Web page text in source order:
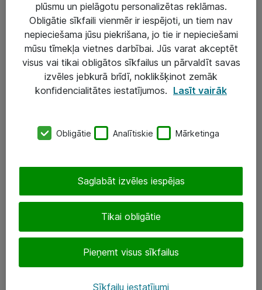
Risinājumi & Pakalpojumi
IT serviss un atbalsts
Darba vietu IT risinājumi
+(371) 67 81 90 50
eShop@atea.lv
plūsmu un pielāgotu personalizētas reklāmas.
Obligātie sīkfaili vienmēr ir iespējoti, un tiem nav
nepieciešama jūsu piekrišana, jo tie ir nepieciešami
mūsu tīmekļa vietnes darbībai. Jūs varat akceptēt
visus vai tikai obligātos sīkfailus un pārvaldīt savas
izvēles jebkurā brīdī, noklikšķinot zemāk
konfidencialitātes iestatījumos. Lasīt vairāk
Obligātie Analītiskie Mārketinga
Tikai obligātie
Pieņemt visus sīkfailus
Saglabāt izvēles iespējas
Sīkfailu iestatījumi